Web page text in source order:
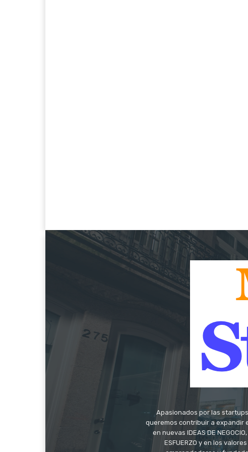
Apasionados por las
queremos contribuir a expandir
en nuevas IDEAS DE
ESFUERZO y en los